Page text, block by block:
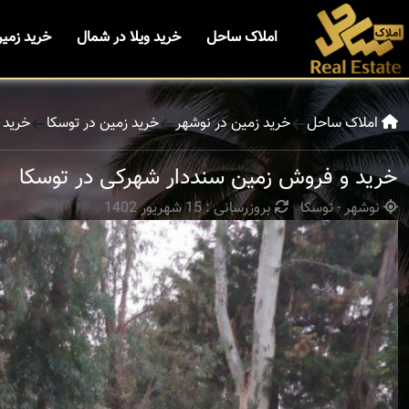
املاک ساحل خرید ویلا در شمال خرید
املاک ساحل خرید زمین در نوشهر خرید زمین در توسکا
خرید و فروش زمین سنددار شهرکی در توسکا
نوشهر - توسکا بروزرسانی : 15 شهریور 1402